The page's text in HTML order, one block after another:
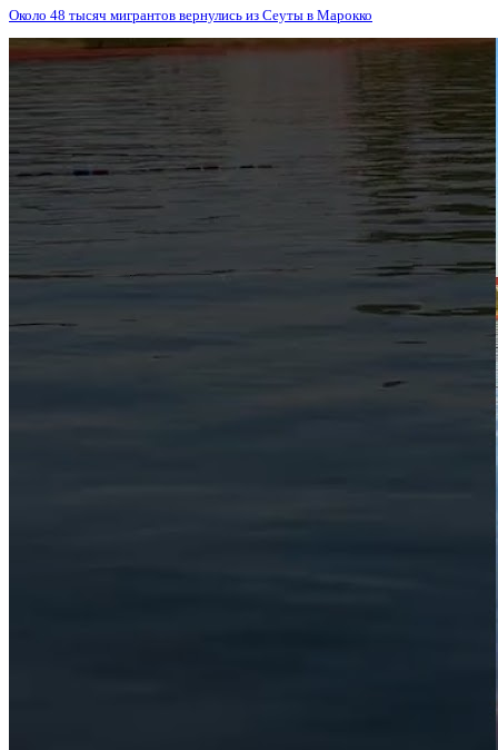
Около 48 тысяч мигрантов вернулись из Сеуты в Марокко